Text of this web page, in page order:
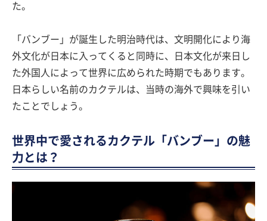
た。
「バンブー」が誕生した明治時代は、文明開化により海
外文化が日本に入ってくると同時に、日本文化が来日し
た外国人によって世界に広められた時期でもあります。
日本らしい名前のカクテルは、当時の海外で興味を引い
たことでしょう。
世界中で愛されるカクテル「バンブー」の魅
力とは？